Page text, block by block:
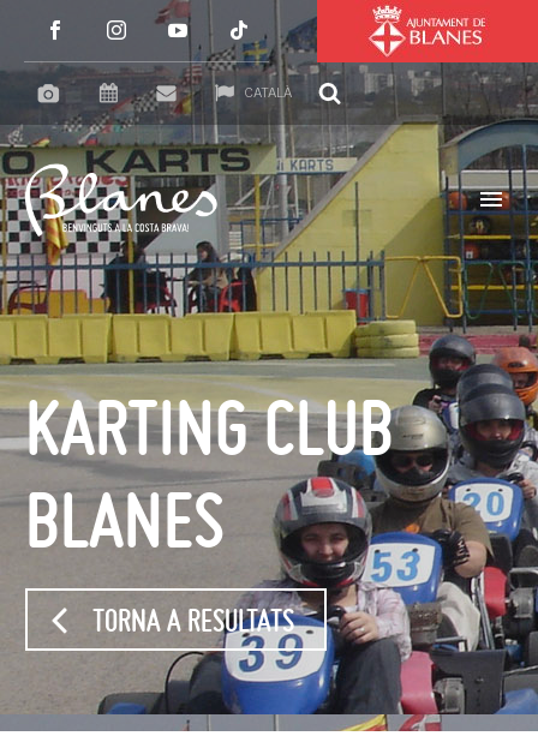
CATALÀ
KARTING CLUB
BLANES
TORNA A RESULTATS